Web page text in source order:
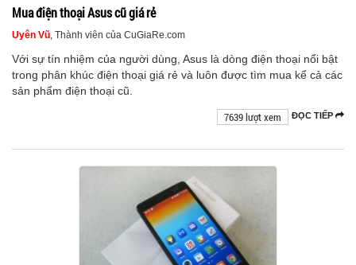
Mua điện thoại Asus cũ giá rẻ
Uyên Vũ, Thành viên của CuGiaRe.com
Với sự tín nhiệm của người dùng, Asus là dòng điện thoại nổi bật
trong phân khúc điện thoại giá rẻ và luôn được tìm mua kể cả các
sản phẩm điện thoại cũ.
ĐỌC TIẾP
7639 lượt xem